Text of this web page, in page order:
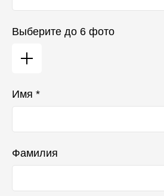
Выберите до 6 фото
Имя *
Фамилия